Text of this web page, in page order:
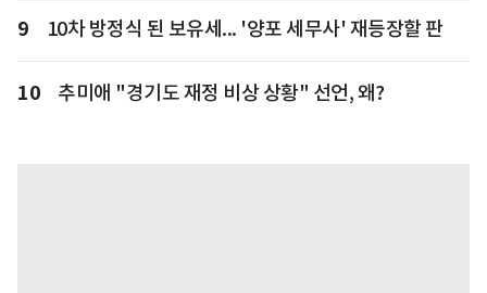
9 10차 방정식 된 보유세... '양포 세무사' 재등장할 판
10 추미애 "경기도 재정 비상 상황" 선언, 왜?